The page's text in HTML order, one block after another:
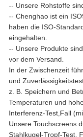
-- Unsere Rohstoffe
-- Chenghao ist ein
haben die ISO-
eingehalten.
-- Unsere Produkte
vor dem Versand.
In der Zwischenzeit
und
z. B. Speichern und
Temperaturen und
Interferenz-Test,Fall
Unsere Touchscreens
Stahlkugel-Tropf-Test,